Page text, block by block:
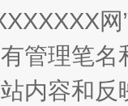
管理笔
内容和